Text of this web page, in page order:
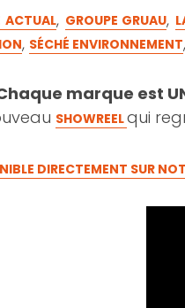
ACTUAL, GROUPE GRUAU,
, SÉCHÉ ENVIRONNEMENT,
marque est
SHOWREELqui
DIRECTEMENT SUR